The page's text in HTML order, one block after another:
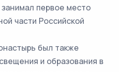
первое место
части Российской
был также
и образования в